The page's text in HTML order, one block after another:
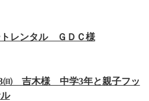
トレンタル ＧＤＣ様
㈰ 吉木様 中学3年と親子フッ
ル